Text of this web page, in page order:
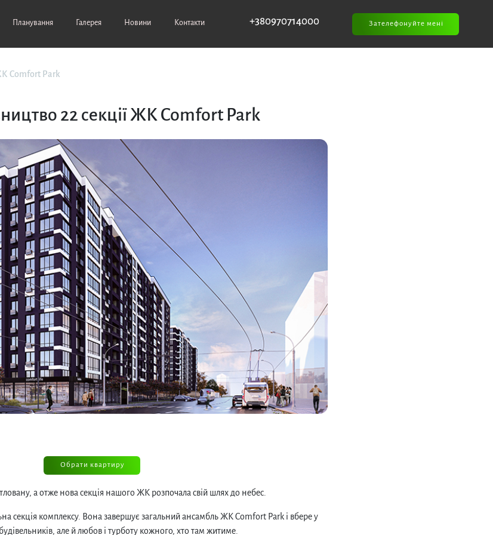
Планування Галерея Новини Контакти +380970714000 Зателефонуйте мені
Comfort Park
22 секції ЖК Comfort Park
Обрати квартиру
а отже нова секція нашого ЖК розпочала свій шлях до небес.
секція комплексу. Вона завершує загальний ансамбль ЖК Comfort Park і вбере у
але й любов і турботу кожного, хто там житиме.